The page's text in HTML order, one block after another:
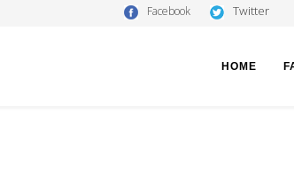
Facebook Twitter
HOME